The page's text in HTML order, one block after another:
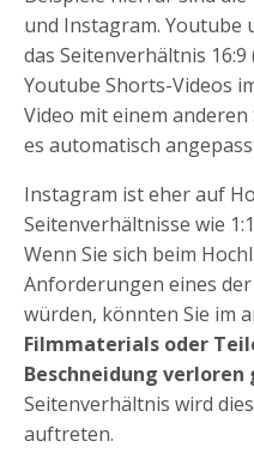
und Instagram.
das Seitenverhältnis
Youtube Shorts-Videos
Video mit einem
es automatisch
Instagram ist eher auf
Seitenverhältnisse wie
Wenn Sie sich beim
Anforderungen eines
würden, könnten Sie im
Filmmaterials oder
Beschneidung verloren
Seitenverhältnis wird
auftreten.